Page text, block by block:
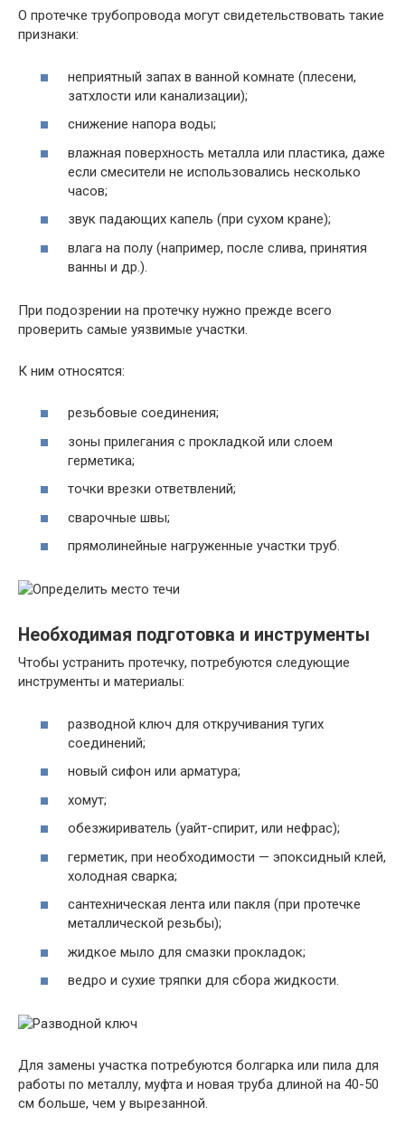
О протечке трубопровода могут свидетельствовать такие
признаки:
неприятный запах в ванной комнате (плесени,
затхлости или канализации);
снижение напора воды;
влажная поверхность металла или пластика, даже
если смесители не использовались несколько
часов;
звук падающих капель (при сухом кране);
влага на полу (например, после слива, принятия
ванны и др.).
При подозрении на протечку нужно прежде всего
проверить самые уязвимые участки.
К ним относятся:
резьбовые соединения;
зоны прилегания с прокладкой или слоем
герметика;
точки врезки ответвлений;
сварочные швы;
прямолинейные нагруженные участки труб.
Необходимая подготовка и инструменты
Чтобы устранить протечку, потребуются следующие
инструменты и материалы:
разводной ключ для откручивания тугих
соединений;
новый сифон или арматура;
хомут;
обезжириватель (уайт-спирит, или нефрас);
герметик, при необходимости — эпоксидный клей,
холодная сварка;
сантехническая лента или пакля (при протечке
металлической резьбы);
жидкое мыло для смазки прокладок;
ведро и сухие тряпки для сбора жидкости.
Для замены участка потребуются болгарка или пила для
работы по металлу, муфта и новая труба длиной на 40-50
см больше, чем у вырезанной.